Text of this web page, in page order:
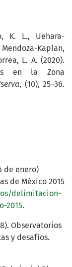
K. L., Uehara-
Kaplan,
L. A. (2020).
en la Zona
, (10), 25–36.
de enero)
de México 2015
delimitacion-
2015.
Observatorios
y desafíos.